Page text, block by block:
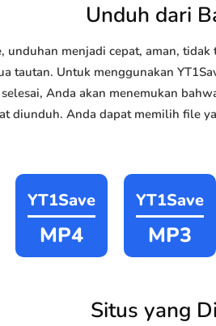
Unduh dari
unduhan menjadi cepat, aman,
tautan. Untuk menggunakan
Anda akan menemukan
diunduh. Anda dapat memilih file
YT1Save
MP4
YT1Save
MP3
Situs yang